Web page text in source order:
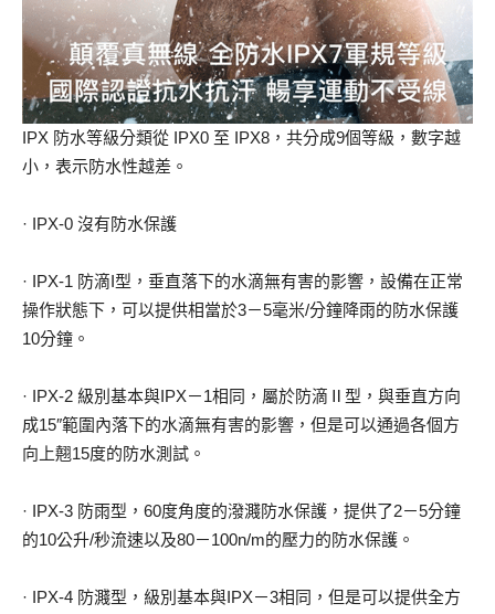
IPX 防水等級分類從 IPX0 至 IPX8，共分成9個等級，數字越
小，表示防水性越差。
· IPX-0 沒有防水保護
· IPX-1 防滴I型，垂直落下的水滴無有害的影響，設備在正常
操作狀態下，可以提供相當於3－5毫米/分鐘降雨的防水保護
10分鐘。
· IPX-2 級別基本與IPX－1相同，屬於防滴Ⅱ型，與垂直方向
成15″範圍內落下的水滴無有害的影響，但是可以通過各個方
向上翹15度的防水測試。
· IPX-3 防雨型，60度角度的潑濺防水保護，提供了2－5分鐘
的10公升/秒流速以及80－100n/m的壓力的防水保護。
· IPX-4 防濺型，級別基本與IPX－3相同，但是可以提供全方